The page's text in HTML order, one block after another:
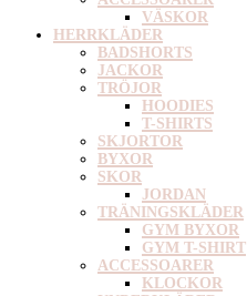
VÄSKOR
HERRKLÄDER
BADSHORTS
JACKOR
TRÖJOR
HOODIES
T-SHIRTS
SKJORTOR
BYXOR
SKOR
JORDAN
TRÄNINGSKLÄDER
GYM BYXOR
GYM T-SHIRT
ACCESSOARER
KLOCKOR